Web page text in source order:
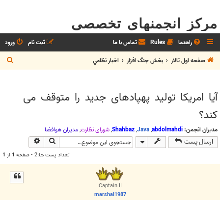
مرکز انجمنهای تخصصی
راهنما Rules تماس با ما ورود
ثبت نام
صفحه اول تالار
بخش جنگ افزار اخبار نظامي
س
آیا امریکا تولید پهپادهای جدید را متوقف می
کند؟
مدیران انجمن: abdolmahdi
,
Java
,
Shahbaz
,شوراي نظارت,مديران هوافضا
ارسال پست جستجو
تعداد پست ها:2 • صفحه 1 از 1
Captain II
marshal1987